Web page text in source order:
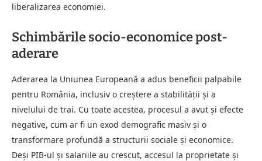
liberalizarea economiei.
Schimbările socio-economice post-
aderare
Aderarea la Uniunea Europeană a adus beneficii palpabile
pentru România, inclusiv o creștere a stabilității și a
nivelului de trai. Cu toate acestea, procesul a avut și efecte
negative, cum ar fi un exod demografic masiv și o
transformare profundă a structurii sociale și economice.
Deși PIB-ul și salariile au crescut, accesul la proprietate și